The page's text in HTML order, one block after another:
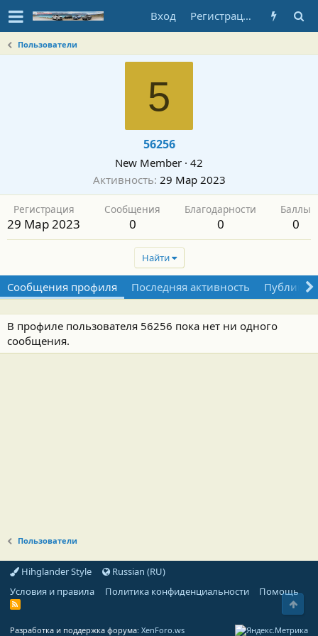
Вход Регистрация
Пользователи
5
56256
New Member · 42
Активность 29 Мар 2023
Регистрация
29 Мар 2023
Сообщения
0
Благодарности
0
Баллы
0
Найти
Сообщения профиля Последняя активность
В профиле пользователя 56256 пока нет ни одного
сообщения.
Пользователи
Hihglander Style
Russian (RU)
Условия и правила
Политика конфиденциальности Помощь
R
Разработка и поддержка форума: XenForo.ws